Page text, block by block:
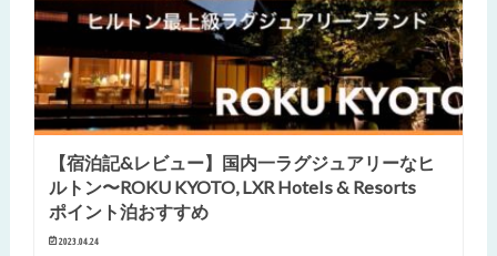
【宿泊記&レビュー】国内一ラグジュアリーなヒ
ルトン〜ROKU KYOTO, LXR Hotels & Resorts
ポイント泊おすすめ
2023.04.24